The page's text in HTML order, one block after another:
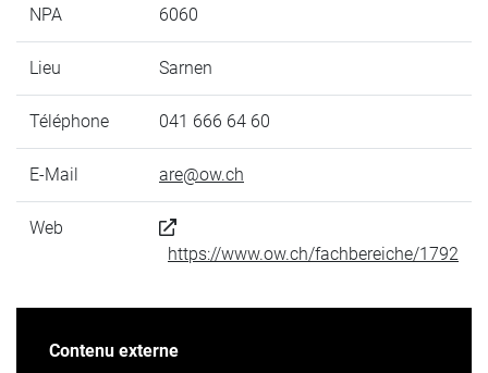
NPA 6060
Lieu Sarnen
Téléphone 041 666 64 60
E-Mail are@ow.ch
Web
https://www.ow.ch/fachbereiche/1792
Contenu externe